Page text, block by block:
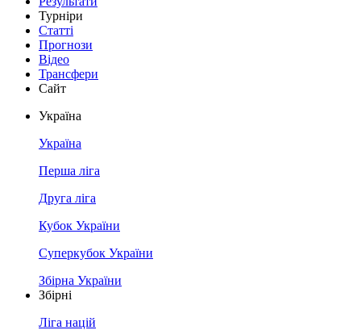
Турніри
Статті
Прогнози
Відео
Трансфери
Сайт
Україна
Україна
Перша ліга
Друга ліга
Кубок України
Суперкубок України
Збірна України
Збірні
Ліга націй